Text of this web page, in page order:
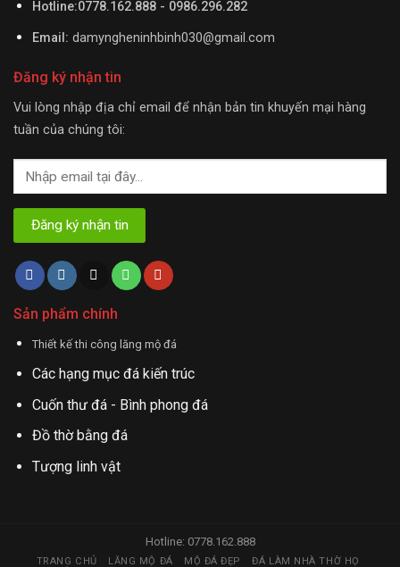
Hotline:0778.162.888 - 0986.296.282
Email: damyngheninhbinh030@gmail.com
Đăng ký nhận tin
Vui lòng nhập địa chỉ email để nhận bản tin khuyến mại hàng
tuần của chúng tôi:
Sản phẩm chính
Thiết kế thi công lăng mộ đá
Các hạng mục đá kiến trúc
Cuốn thư đá - Bình phong đá
Đồ thờ bằng đá
Tượng linh vật
Hotline: 0778.162.888
TRANG CHỦ LĂNG MỘ ĐÁ MỘ ĐÁ ĐẸP
ĐÁ LÀM NHÀ THỜ HỌ